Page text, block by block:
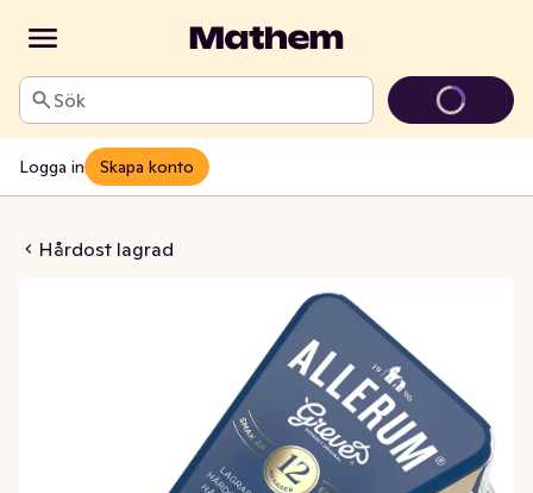
Sök
Logga in Skapa konto
Hårdost lagrad
Lagrad 12M